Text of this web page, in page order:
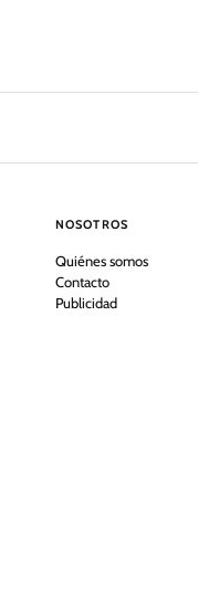
NOSOTROS
Quiénes somos
Contacto
Publicidad